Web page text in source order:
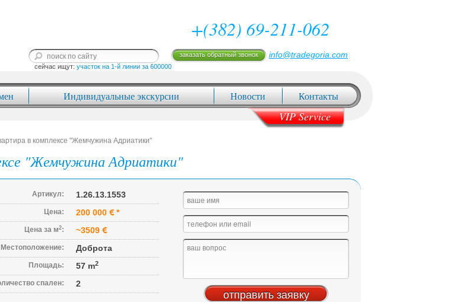
+(382) 69-211-062
сейчас ищут: участок на 1-й линии за 600000
заказать обратный звонок info@tradegoria.com
Индивидуальные экскурсии Новости Контакты
VIP Service
в комплексе "Жемчужина Адриатики"
"Жемчужина Адриатики"
Артикул: 1.26.13.1553
Цена: 200 000 *
Цена за м2: ~3509
Местоположение: Доброта
Площадь: 57 m2
спален: 2